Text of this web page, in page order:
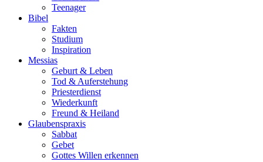
Teenager
Bibel
Fakten
Studium
Inspiration
Messias
Geburt & Leben
Tod & Auferstehung
Priesterdienst
Wiederkunft
Freund & Heiland
Glaubenspraxis
Sabbat
Gebet
Gottes Willen erkennen